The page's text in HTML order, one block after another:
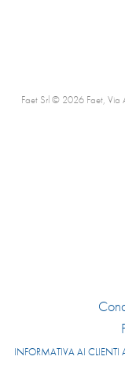
Faet Srl © 2026 Faet,
INFORMATIVA AI CLIENTI